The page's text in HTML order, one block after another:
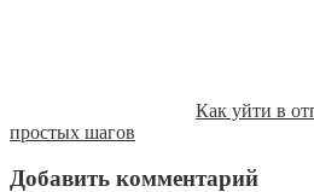
Как уйти в
простых шагов
Добавить комментарий